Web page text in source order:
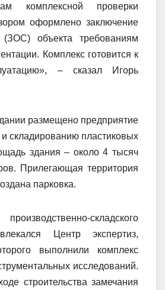
комплексной проверки
оформлено заключение
(ЗОС) объекта требованиям
Комплекс готовится к
– сказал Игорь
размещено предприятие
и складированию пластиковых
здания – около 4 тысяч
Прилегающая территория
парковка.
складского
Центр экспертиз,
выполнили комплекс
исследований.
строительства замечания